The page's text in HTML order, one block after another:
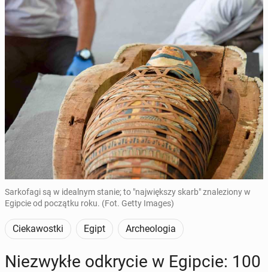
Sarkofagi są w idealnym stanie; to "największy skarb" znaleziony w
Egipcie od początku roku. (Fot. Getty Images)
Ciekawostki Egipt Archeologia
Nie­zwy­kłe od­kry­cie w Egipcie: 100